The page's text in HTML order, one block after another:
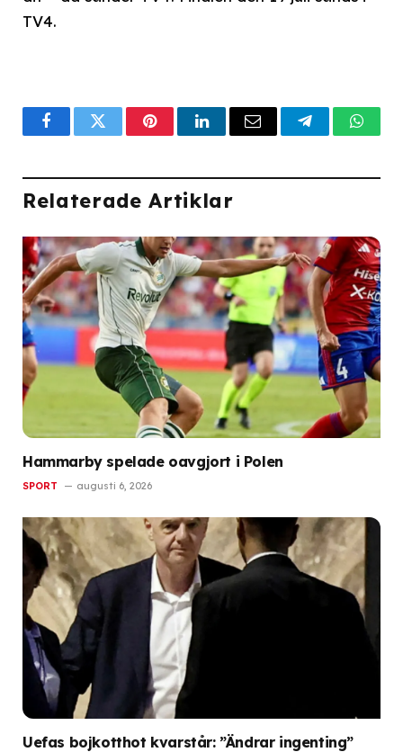
TV4.
FacebookTwitterPinterestLinkedInEmail Telegram
Relaterade Artiklar
Hammarby spelade oavgjort i Polen
SPORT augusti 6, 2026
Uefas bojkotthot kvarstår: ”Ändrar ingenting”